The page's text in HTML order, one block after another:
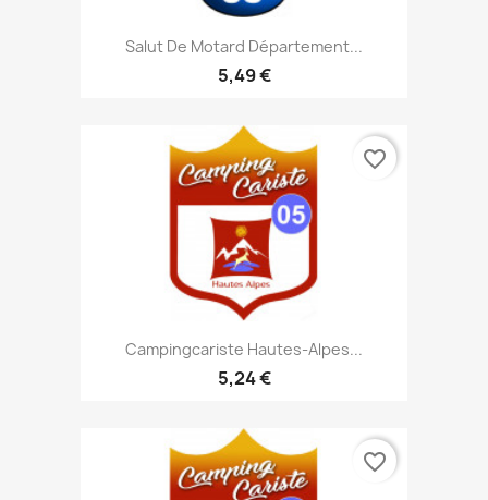
Salut De Motard Département...
5,49 €
Campingcariste Hautes-Alpes...
5,24 €
favorite_border
favorite_border